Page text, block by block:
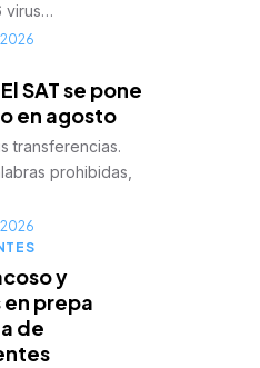
virus…
SAT se pone
en agosto
transferencias.
prohibidas,
y
prepa
de